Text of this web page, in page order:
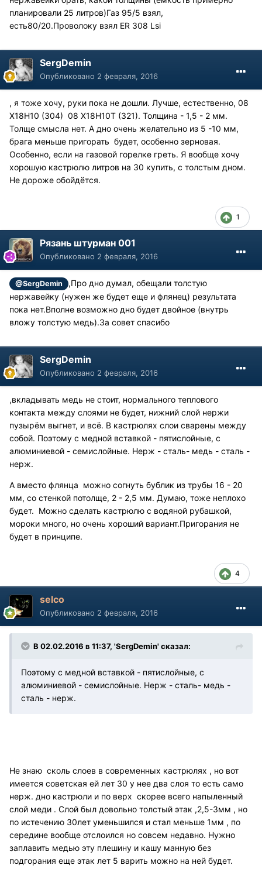
планировали 25 литров)Газ 95/5 взял,
есть80/20.Проволоку взял ЕR 308 Lsi
SergDemin
Опубликовано 2 февраля, 2016
, я тоже хочу, руки пока не дошли. Лучше, естественно, 08
Х18Н10 (304) 08 Х18Н10Т (321). Толщина - 1,5 - 2 мм.
Толще смысла нет. А дно очень желательно из 5 -10 мм,
брага меньше пригорать будет, особенно зерновая.
Особенно, если на газовой горелке греть. Я вообще хочу
хорошую кастрюлю литров на 30 купить, с толстым дном.
Не дороже обойдётся.
1
Рязань штурман 001
Опубликовано 2 февраля, 2016
@SergDemin
,Про дно думал, обещали толстую
нержавейку (нужен же будет еще и флянец) результата
пока нет.Вполне возможно дно будет двойное (внутрь
вложу толстую медь).За совет спасибо
SergDemin
Опубликовано 2 февраля, 2016
,вкладывать медь не стоит, нормального теплового
контакта между слоями не будет, нижний слой нержи
пузырём выгнет, и всё. В кастрюлях слои сварены между
собой. Поэтому с медной вставкой - пятислойные, с
алюминиевой - семислойные. Нерж - сталь- медь - сталь -
нерж.
А вместо флянца можно согнуть бублик из трубы 16 - 20
мм, со стенкой потолще, 2 - 2,5 мм. Думаю, тоже неплохо
будет. Можно сделать кастрюлю с водяной рубашкой,
мороки много, но очень хороший вариант.Пригорания не
будет в принципе.
4
selco
Опубликовано 2 февраля, 2016
В 02.02.2016 в 11:37, 'SergDemin' сказал:
Поэтому с медной вставкой - пятислойные, с
алюминиевой - семислойные. Нерж - сталь- медь -
сталь - нерж.
Не знаю сколь слоев в современных кастрюлях , но вот
имеется советская ей лет 30 у нее два слоя то есть само
нерж. дно кастрюли и по верх скорее всего напыленный
слой меди . Слой был довольно толстый этак ,2,5-3мм , но
по истечению 30лет уменьшился и стал меньше 1мм , по
середине вообще отслоился но совсем недавно. Нужно
заплавить медью эту плешину и кашу манную без
подгорания еще этак лет 5 варить можно на ней будет.